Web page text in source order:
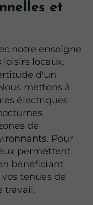
et
notre enseigne
locaux,
d'un
mettons à
électriques
de
Pour
permettent
bénéficiant
tenues de
travail.